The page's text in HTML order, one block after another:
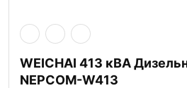
WEICHAI 413 кВА
NEPCOM-W413